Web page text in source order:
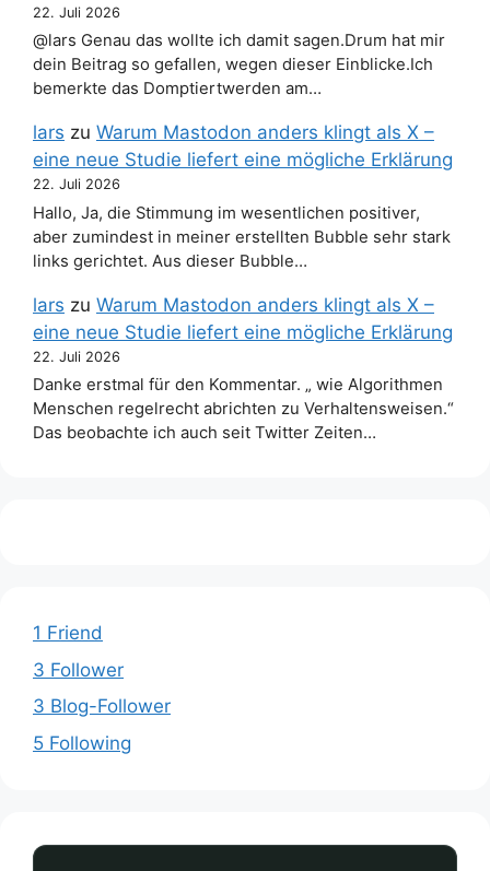
22. Juli 2026
@lars Genau das wollte ich damit sagen.Drum hat mir
dein Beitrag so gefallen, wegen dieser Einblicke.Ich
bemerkte das Domptiertwerden am…
lars zu Warum Mastodon anders klingt als X –
eine neue Studie liefert eine mögliche Erklärung
22. Juli 2026
Hallo, Ja, die Stimmung im wesentlichen positiver,
aber zumindest in meiner erstellten Bubble sehr stark
links gerichtet. Aus dieser Bubble…
lars zu Warum Mastodon anders klingt als X –
eine neue Studie liefert eine mögliche Erklärung
22. Juli 2026
Danke erstmal für den Kommentar. „ wie Algorithmen
Menschen regelrecht abrichten zu Verhaltensweisen.“
Das beobachte ich auch seit Twitter Zeiten…
1 Friend
3 Follower
3 Blog-Follower
5 Following